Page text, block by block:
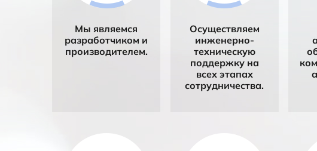
Мы являемся
разработчиком и
производителем.
Осуществляем
инженерно-
техническую
поддержку на
всех этапах
сотрудничества.